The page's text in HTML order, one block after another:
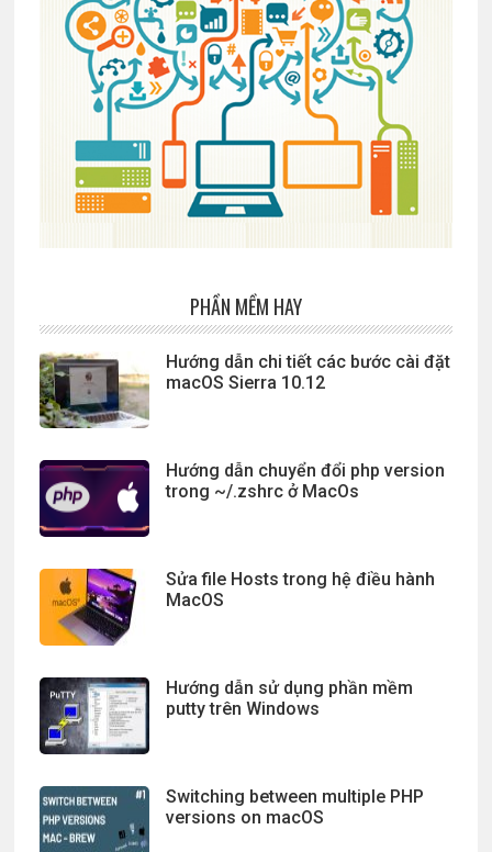
PHẦN MỀM HAY
Hướng dẫn chi tiết các bước cài đặt
macOS Sierra 10.12
Hướng dẫn chuyển đổi php version
trong ~/.zshrc ở MacOs
Sửa file Hosts trong hệ điều hành
MacOS
Hướng dẫn sử dụng phần mềm
putty trên Windows
Switching between multiple PHP
versions on macOS